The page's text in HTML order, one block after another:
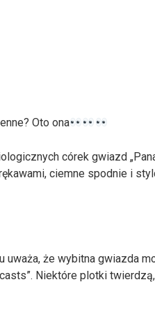
Oto ona
córek gwiazd
ciemne spodnie i
uważa, że wybitna gwiazda
Niektóre plotki